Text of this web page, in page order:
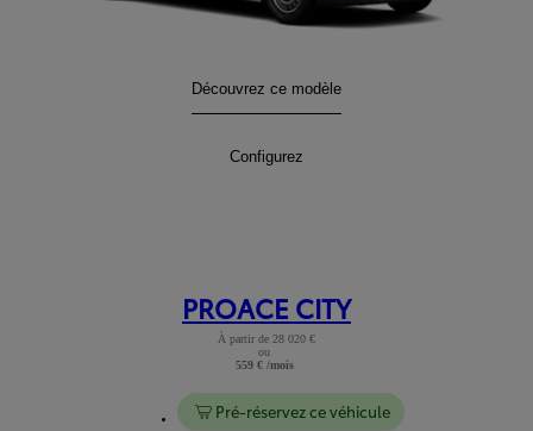
PROACE Verso:
Découvrez ce modèle
PROACE Verso
Configurez
PROACE CITY
À partir de 28 020 €
ou
559 € /moisLire les mentions légales
Pré-réservez ce véhicule